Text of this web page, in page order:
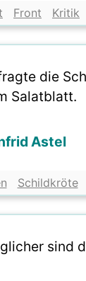
Front Kritik
die
Salatblatt.
Astel
Schildkröte
sind